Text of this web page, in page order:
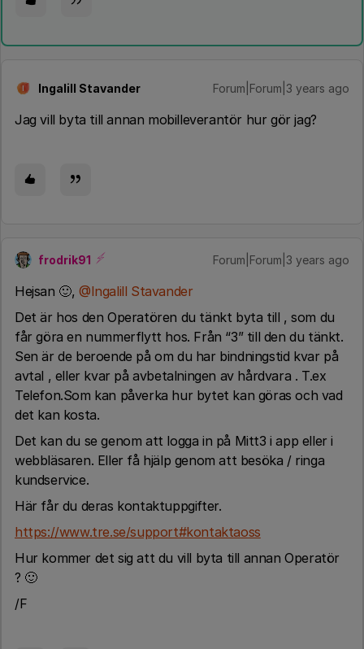
Ingalill Stavander Forum|Forum|3 years ago
Jag vill byta till annan mobilleverantör hur gör jag?
frodrik91 Forum|Forum|3 years ago
Hejsan 🙂, @Ingalill Stavander
Det är hos den Operatören du tänkt byta till , som du
får göra en nummerflytt hos. Från “3” till den du tänkt.
Sen är de beroende på om du har bindningstid kvar på
avtal , eller kvar på avbetalningen av hårdvara . T.ex
Telefon.Som kan påverka hur bytet kan göras och vad
det kan kosta.
Det kan du se genom att logga in på Mitt3 i app eller i
webbläsaren. Eller få hjälp genom att besöka / ringa
kundservice.
Här får du deras kontaktuppgifter.
https://www.tre.se/support#kontaktaoss
Hur kommer det sig att du vill byta till annan Operatör
? 🙂
/F